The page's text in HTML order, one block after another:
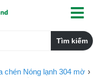
chén Nóng lạnh 304 mờ